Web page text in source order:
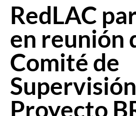
RedLAC
en reunión
Comité de
Proyecto